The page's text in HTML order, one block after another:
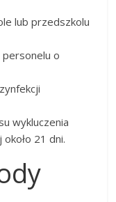
lub przedszkolu
o
wykluczenia
21 dni.